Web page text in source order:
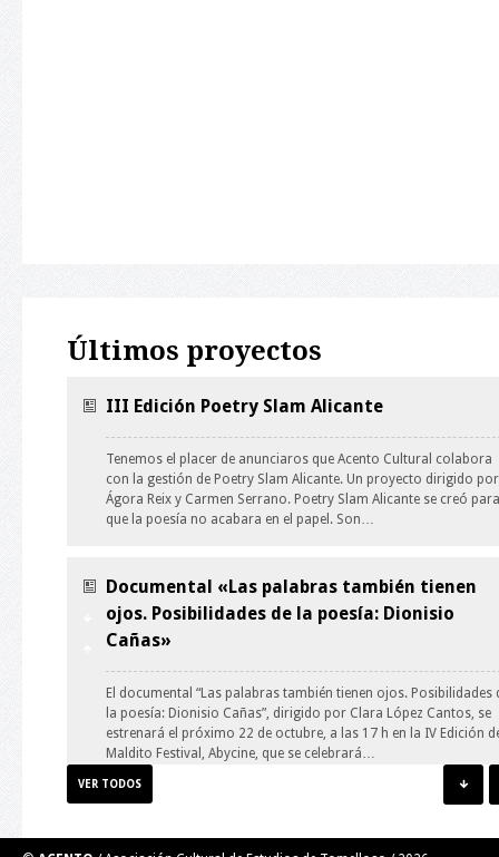
Últimos proyectos
III Edición Poetry Slam Alicante
Tenemos el placer de anunciaros que Acento Cultural colabora
con la gestión de Poetry Slam Alicante. Un proyecto dirigido por
Ágora Reix y Carmen Serrano. Poetry Slam Alicante se creó para
que la poesía no acabara en el papel. Son…
Documental «Las palabras también tienen
ojos. Posibilidades de la poesía: Dionisio
Cañas»
El documental “Las palabras también tienen ojos. Posibilidades
la poesía: Dionisio Cañas”, dirigido por Clara López Cantos, se
estrenará el próximo 22 de octubre, a las 17 h en la IV Edición
Maldito Festival, Abycine, que se celebrará…
VER TODOS